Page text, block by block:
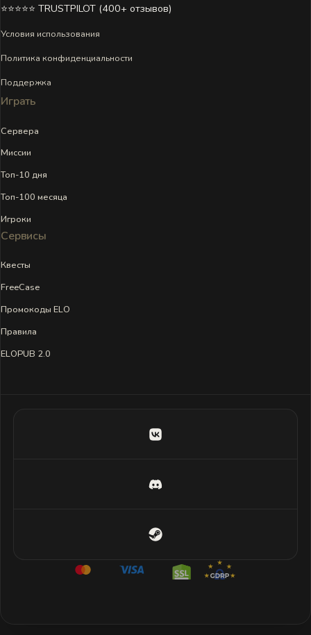
⭐⭐⭐⭐⭐ TRUSTPILOT (400+ отзывов)
Условия использования
Политика конфиденциальности
Поддержка
Играть
Сервера
Миссии
Топ-10 дня
Топ-100 месяца
Игроки
Сервисы
Квесты
FreeCase
Промокоды ELO
Правила
ELOPUB 2.0